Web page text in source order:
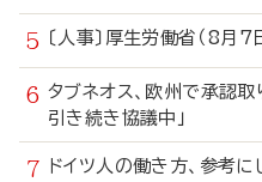
〔人事〕厚生労働省（8
タブネオス、欧州で承認
引き続き協議中」
ドイツ人の働き方、参